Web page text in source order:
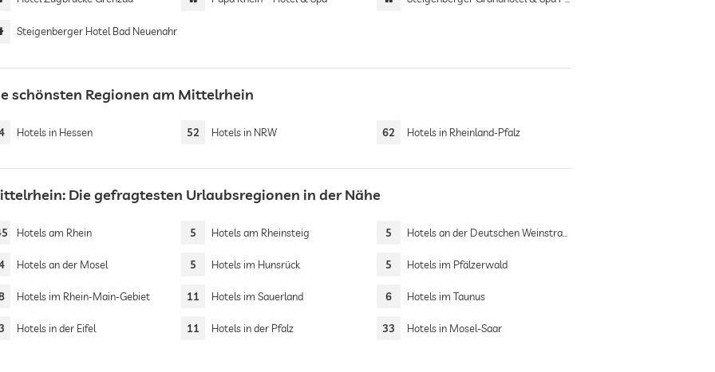
Steigenberger Hotel Bad Neuenahr
schönsten Regionen am Mittelrhein
Hotels in Hessen 52 Hotels in NRW 62 Hotels in Rheinland-Pfalz
Die gefragtesten Urlaubsregionen in der Nähe
Hotels am Rhein 5 Hotels am Rheinsteig 5 Hotels an der Deutschen Weinstrasse
Hotels an der Mosel 5 Hotels im Hunsrück 5 Hotels im Pfälzerwald
Hotels im Rhein-Main-Gebiet 11 Hotels im Sauerland 6 Hotels im Taunus
Hotels in der Eifel 11 Hotels in der Pfalz 33 Hotels in Mosel-Saar